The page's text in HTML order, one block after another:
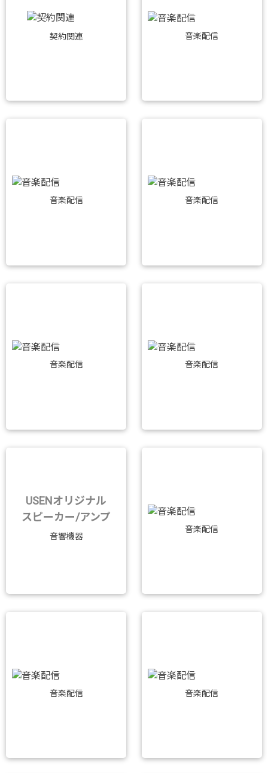
契約関連 音楽配信
音楽配信 音楽配信
音楽配信 音楽配信
USENオリジナル
スピーカー/アンプ
音響機器
音楽配信
音楽配信 音楽配信